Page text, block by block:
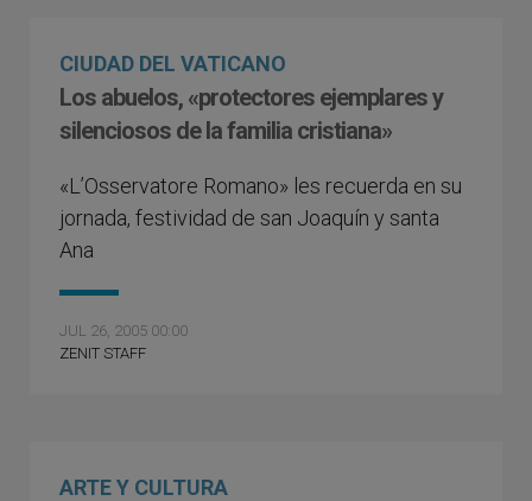
CIUDAD DEL VATICANO
Los abuelos, «protectores ejemplares y
silenciosos de la familia cristiana»
«L’Osservatore Romano» les recuerda en su
jornada, festividad de san Joaquín y santa
Ana
JUL 26, 2005 00:00
ZENIT STAFF
ARTE Y CULTURA